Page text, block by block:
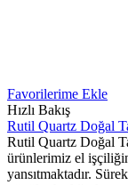
Favorilerime Ekle
Hızlı Bakış
Rutil Quartz Doğal
Rutil Quartz Doğal
ürünlerimiz el
yansıtmaktadır.